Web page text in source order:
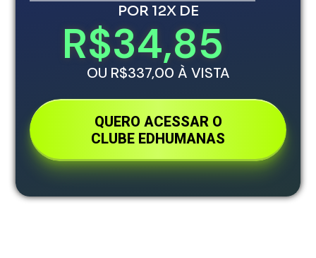
POR 12X DE
R$34,85
OU R$337,00 À VISTA
QUERO ACESSAR O
CLUBE EDHUMANAS